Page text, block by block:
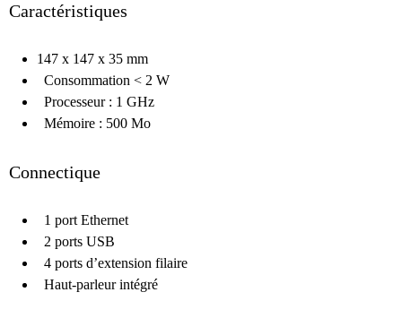
Caractéristiques
147 x 147 x 35 mm
Consommation < 2 W
Processeur : 1 GHz
Mémoire : 500 Mo
Connectique
1 port Ethernet
2 ports USB
4 ports d’extension filaire
Haut-parleur intégré